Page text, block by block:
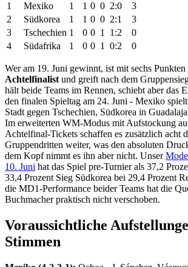
1
Mexiko 1 1 0 0 2:0
3
2
Südkorea 1 1 0 0 2:1
3
3
Tschechien 1 0 0 1 1:2
0
4
Südafrika 1 0 0 1 0:2 0
Wer am 19. Juni gewinnt, ist mit sechs Punkten
Achtelfinalist und greift nach dem
hält beide Teams im Rennen, schiebt aber das
den finalen Spieltag am 24. Juni - Mexiko
Stadt gegen Tschechien, Südkorea in
Im erweiterten WM-Modus mit Aufstockung
Achtelfinal-Tickets schaffen es zusätzlich acht
Gruppendritten weiter, was den absoluten
dem Kopf nimmt es ihn aber nicht. Unser
10. Juni hat das Spiel pre-Turnier als 37,2
33,4 Prozent Sieg Südkorea bei 29,4 Prozent
die MD1-Performance beider Teams hat die
Buchmacher praktisch nicht verschoben.
Voraussichtliche
Stimmen